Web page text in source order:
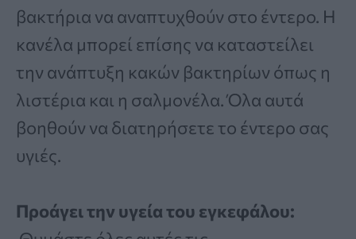
βακτήρια να αναπτυχθούν στο έντερο. Η
κανέλα μπορεί επίσης να καταστείλει
την ανάπτυξη κακών βακτηρίων όπως η
λιστέρια και η σαλμονέλα. Όλα αυτά
βοηθούν να διατηρήσετε το έντερο σας
υγιές.
Προάγει την υγεία του εγκεφάλου: